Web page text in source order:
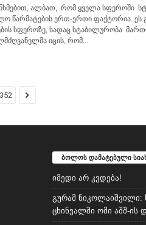
ალბათ, რომ ყველა სფეროში
წარმატების ერთ-ერთი ფაქტორია. ეს
სფეროზე, სადაც სტაბილურობა
იცის, რომ...
352
ბოლოს დამატებული
იმედი არ კვდება!
გურამ ნიკოლაიშვილი:
ცხინვალში ომი აშშ-ის